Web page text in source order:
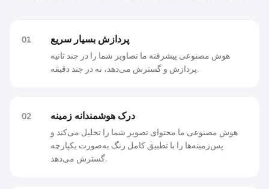
01 پردازش بسیار سریع
هوش مصنوعی پیشرفته ما تصاویر شما را در چند ثانیه
پردازش و گسترش می‌دهد، نه در چند دقیقه.
02 درک هوشمندانه زمینه
هوش مصنوعی ما محتوای تصویر شما را تحلیل می‌کند و
پس‌زمینه‌ها را با تطبیق کامل رنگ به‌صورت یکپارچه
گسترش می‌دهد.